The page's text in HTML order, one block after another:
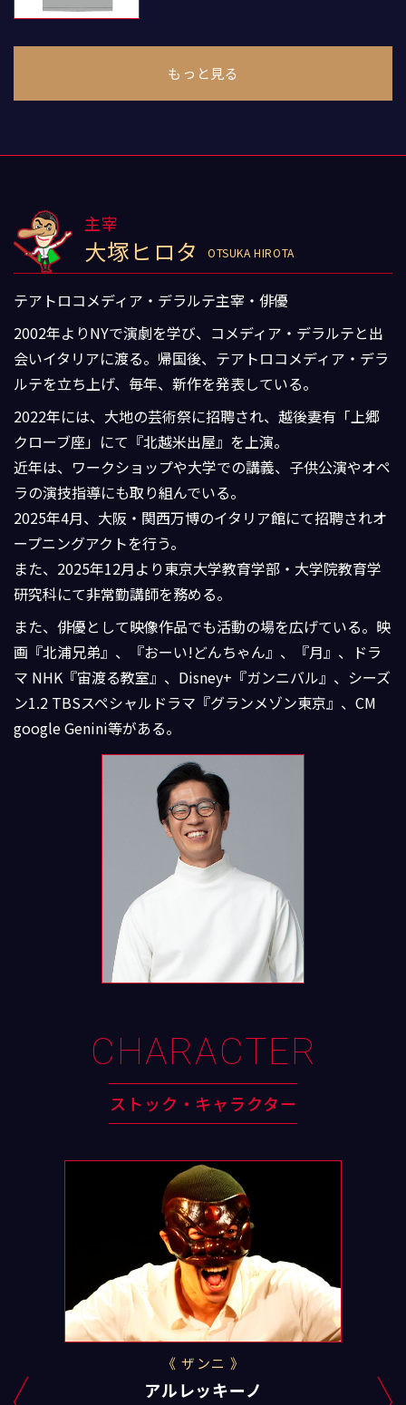
もっと見る
主宰
大塚ヒロタ OTSUKA HIROTA
テアトロコメディア・デラルテ主宰・俳優
2002年よりNYで演劇を学び、コメディア・デラルテと出
会いイタリアに渡る。帰国後、テアトロコメディア・デラ
ルテを立ち上げ、毎年、新作を発表している。
2022年には、大地の芸術祭に招聘され、越後妻有「上郷
クローブ座」にて『北越米出屋』を上演。
近年は、ワークショップや大学での講義、子供公演やオペ
ラの演技指導にも取り組んでいる。
2025年4月、大阪・関西万博のイタリア館にて招聘されオ
ープニングアクトを行う。
また、2025年12月より東京大学教育学部・大学院教育学
研究科にて非常勤講師を務める。
また、俳優として映像作品でも活動の場を広げている。映
画『北浦兄弟』、『おーい!どんちゃん』、『月』、ドラ
マ NHK『宙渡る教室』、Disney+『ガンニバル』、シーズ
ン1.2 TBSスペシャルドラマ『グランメゾン東京』、CM
google Genini等がある。
CHARACTER
ストック・キャラクター
ザンニ
アルレッキーノ